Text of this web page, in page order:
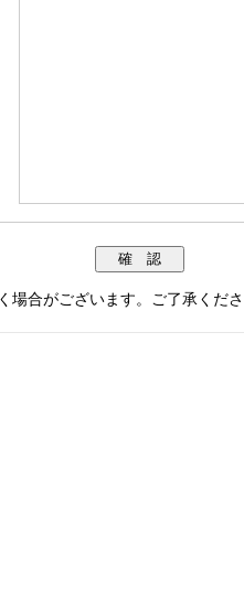
合がございます。ご了承くださ